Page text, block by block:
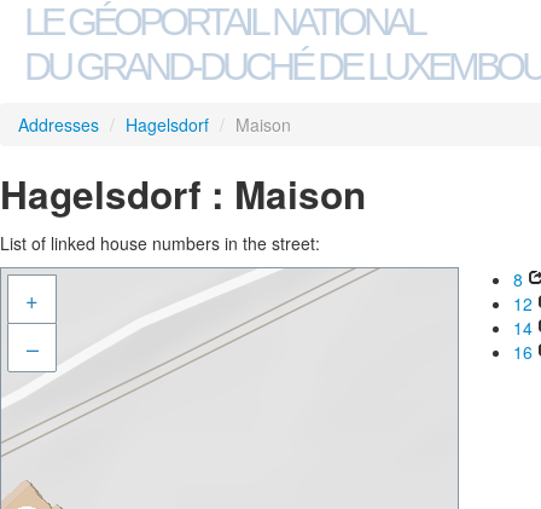
LE GÉOPORTAIL NATIONAL
DU GRAND-DUCHÉ DE
Addresses / Hagelsdorf / Maison
Hagelsdorf : Maison
List of linked house numbers in the street:
+
–
8
12
14
16